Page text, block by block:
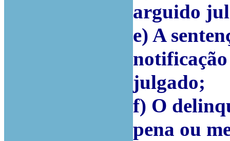
arguido
e) A
julgado;
f) O
pena ou